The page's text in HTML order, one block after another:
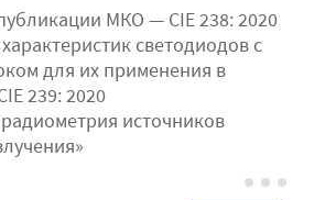
МКО — CIE 238: 2020
светодиодов с
для их применения в
239: 2020
источников